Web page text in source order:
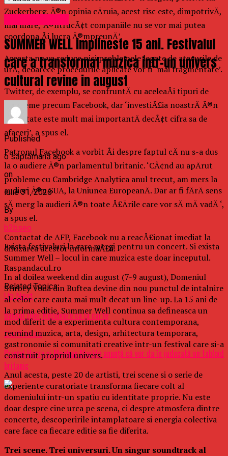
Zuckerberg, Ã®n opinia cÄruia, acest risc este, dimpotrivÄ,
mai mare, ‘Ã®ntrucÃ¢t companiile nu se vor mai putea
coordona Åi lucra Ã®mpreunÄ’.
Aceasta nu va reduce nici problemele legate de atacurile de
urÄ, deoarece procedurile aplicate vor fi ‘mai fragmentate’.
Twitter, de exemplu, se confruntÄ cu aceleaÅi tipuri de
probleme precum Facebook, dar ‘investiÅ£ia noastrÄ Ã®n
securitate este mult mai importantÄ decÃ¢t cifra sa de
afaceri’, a spus el.
Patronul Facebook a vorbit Åi despre faptul cÄ nu s-a dus
la o audiere Ã®n parlamentul britanic. ‘CÃ¢nd au apÄrut
probleme cu Cambridge Analytica anul trecut, am mers la
audieri Ã®n SUA, la Uniunea EuropeanÄ. Dar ar fi fÄrÄ sens
sÄ merg la audieri Ã®n toate Å£Ärile care vor sÄ mÄ vadÄ ‘,
a spus el.
Contactat de AFP, Facebook nu a reacÅ£ionat imediat la
difuzarea acestor informaÅ£ii.
Raspandacul.ro
Related Topics:
Up Next
Bancul zilei: Rezolvare ca la carte
Don't Miss
Prinţul Harry şi Meghan Markle anunţă că vor da în judecată un tabloid
britanic
SUMMER WELL implineste 15 ani. Festivalul
care a transformat muzica intr-un univers
cultural revine in august
Published
o săptămână ago
on
iulie 31, 2026
By
b2bseo
Exista festivaluri la care mergi pentru un concert. Si exista
Summer Well – locul in care muzica este doar inceputul.
In al doilea weekend din august (7-9 august), Domeniul
Stirbey Voda din Buftea devine din nou punctul de intalnire
al celor care cauta mai mult decat un line-up. La 15 ani de
la prima editie, Summer Well continua sa defineasca un
mod diferit de a experimenta cultura contemporana,
reunind muzica, arta, design, arhitectura temporara,
gastronomie si comunitati creative intr-un festival care si-a
construit propriul univers.
Anul acesta, peste 20 de artisti, trei scene si o serie de
experiente curatoriate transforma fiecare colt al
domeniului intr-un spatiu cu identitate proprie. Nu este
doar despre cine urca pe scena, ci despre atmosfera dintre
concerte, descoperirile intamplatoare si energia colectiva
care face ca fiecare editie sa fie diferita.
Trei scene. Trei universuri. Un singur soundtrack al